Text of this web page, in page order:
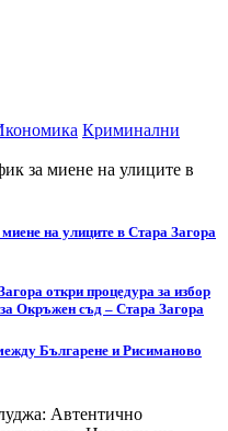
Криминални
на улиците в Стара Загора
откри процедура за избор
Окръжен съд – Стара Загора
Българене и Рисиманово